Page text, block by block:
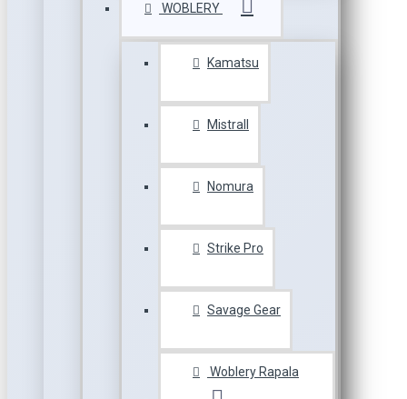
WOBLERY
Kamatsu
Mistrall
Nomura
Strike Pro
Savage Gear
Woblery Rapala